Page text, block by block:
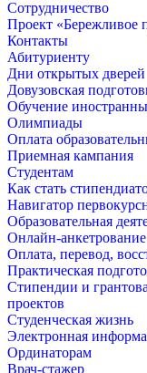
Сотрудничество
Проект «Бережливое
Контакты
Абитуриенту
Дни открытых дверей
Довузовская
Обучение
Олимпиады
Оплата
Приемная кампания
Студентам
Как стать
Навигатор
Образовательная
Онлайн-анкетрование
Оплата, перевод,
Практическая
Стипендии и
проектов
Студенческая жизнь
Электронная
Ординаторам
Врач-стажер